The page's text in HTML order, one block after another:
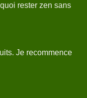
rester zen sans
Je recommence